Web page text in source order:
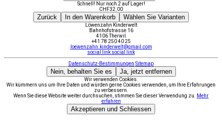
Schnell! Nur noch 2 auf Lager!
CHF32.00
Zurück In den Warenkorb Wählen Sie Varianten
Löwenzahn Kinderwelt
Bahnhofstrasse 16
4106 Therwil
+41 78 250 40 25
loewenzahn.kinderwelt@gmail.com
social link social link
Datenschutz-Bestimmungen Sitemap
Nein, behalten Sie es Ja, jetzt entfernen
Wir verwenden Cookies.
Wir kümmern uns um Ihre Daten und würden gerne Cookies verwenden, um Ihre Erfahrungen
zu verbessern.
Wenn Sie diese Website weiter durchsuchen, stimmen Sie dieser Verwendung zu.
Mehr
erfahren
Akzeptieren und Schliessen